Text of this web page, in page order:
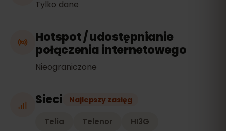
Tylko dane
Hotspot / udostępnianie
połączenia internetowego
Nieograniczone
Sieci Najlepszy zasięg
Telia Telenor HI3G